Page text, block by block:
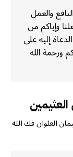
والعمل
وإياكم من
إليه على
ورحمة الله
العلوان فك الله